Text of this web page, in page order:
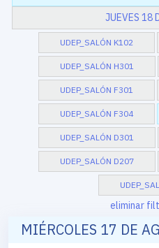
JUEVES 18
UDEP_SALÓN K102
UDEP_SALÓN H301
UDEP_SALÓN F301
UDEP_SALÓN F304
UDEP_SALÓN D301
UDEP_SALÓN D207
eliminar
MIÉRCOLES 17 DE